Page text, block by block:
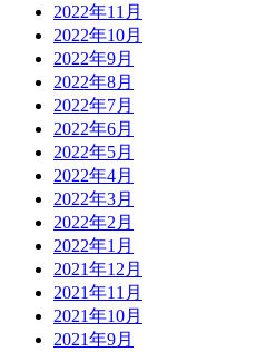
2022年11月
2022年10月
2022年9月
2022年8月
2022年7月
2022年6月
2022年5月
2022年4月
2022年3月
2022年2月
2022年1月
2021年12月
2021年11月
2021年10月
2021年9月